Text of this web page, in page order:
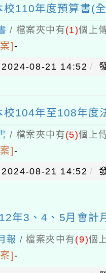
校110年度預算書(
/ 檔案夾中有(1)個上
]-
2024-08-21 14:52
校104年至108年度
/ 檔案夾中有(5)個上
]-
2024-08-21 14:52
年3、4、5月會計
報 / 檔案夾中有(9)個
]-